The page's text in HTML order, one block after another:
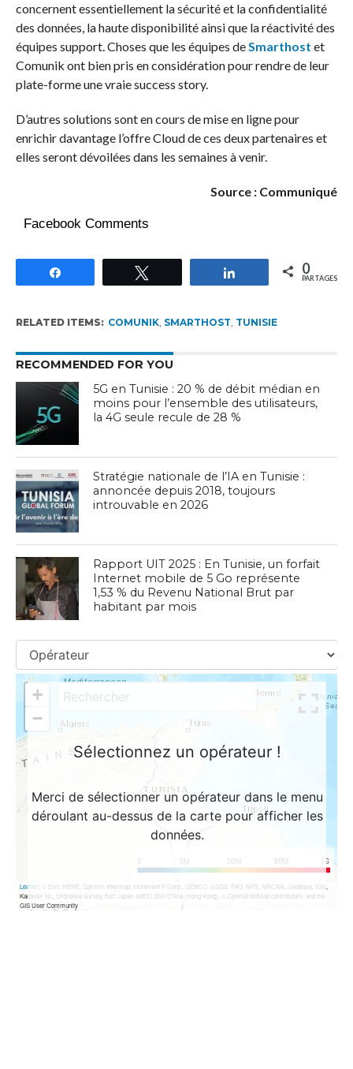
concernent essentiellement la sécurité et la confidentialité
des données, la haute disponibilité ainsi que la réactivité des
équipes support. Choses que les équipes deSmarthost et
Comunik ont bien pris en considération pour rendre de leur
plate-forme une vraie success story.
D’autres solutions sont en cours de mise en ligne pour
enrichir davantage l’offre Cloud de ces deux partenaires et
elles seront dévoilées dans les semaines à venir.
Source : Communiqué
Facebook Comments
Partagez 0
PARTAGES
RELATED ITEMS: COMUNIK, SMARTHOST, TUNISIE
RECOMMENDED FOR YOU
5G en Tunisie : 20 % de débit médian en
moins pour l’ensemble des utilisateurs,
la 4G seule recule de 28 %
Stratégie nationale de l’IA en Tunisie :
annoncée depuis 2018, toujours
introuvable en 2026
Rapport UIT 2025 : En Tunisie, un forfait
Internet mobile de 5 Go représente
1,53 % du Revenu National Brut par
habitant par mois